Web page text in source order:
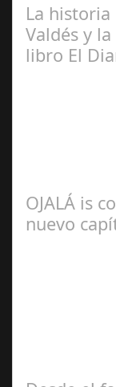
La
Valdés y
libro El
OJALÁ is
nuevo